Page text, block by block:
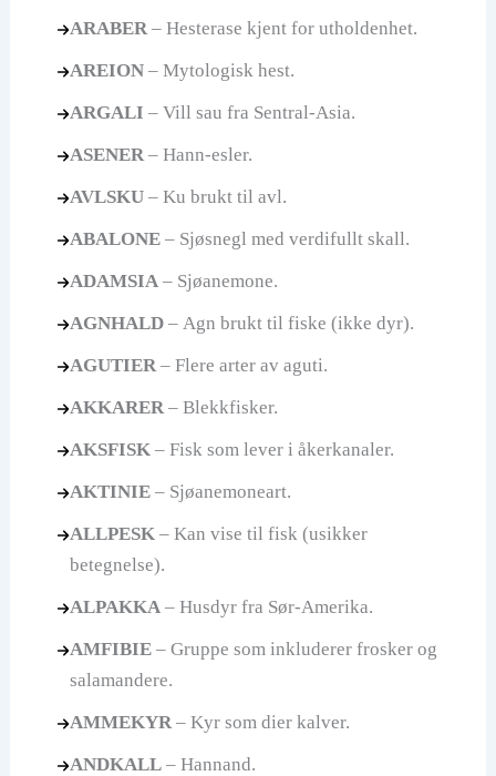
ARABER – Hesterase kjent for utholdenhet.
AREION – Mytologisk hest.
ARGALI – Vill sau fra Sentral-Asia.
ASENER – Hann-esler.
AVLSKU – Ku brukt til avl.
ABALONE – Sjøsnegl med verdifullt skall.
ADAMSIA – Sjøanemone.
AGNHALD – Agn brukt til fiske (ikke dyr).
AGUTIER – Flere arter av aguti.
AKKARER – Blekkfisker.
AKSFISK – Fisk som lever i åkerkanaler.
AKTINIE – Sjøanemoneart.
ALLPESK – Kan vise til fisk (usikker
betegnelse).
ALPAKKA – Husdyr fra Sør-Amerika.
AMFIBIE – Gruppe som inkluderer frosker og
salamandere.
AMMEKYR – Kyr som dier kalver.
ANDKALL – Hannand.